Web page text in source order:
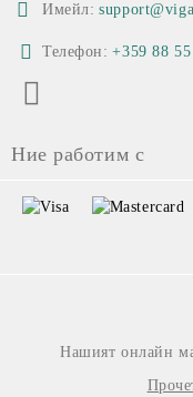
Имейл:
Телефон: +359 88
Ние работим с
Нашият онлайн